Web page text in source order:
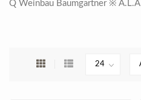
Q Weinbau Baumgartner ※ A.L.A